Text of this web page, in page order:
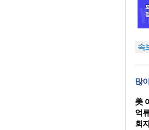
속
많
美
억
회